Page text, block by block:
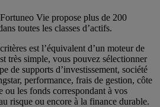
Vie propose plus de 200
toutes les classes d’actifs.
est l’équivalent d’un moteur de
très simple, vous pouvez sélectionner
de supports d’investissement, société
performance, frais de gestion, côte
les fonds correspondant à vos
risque ou encore à la finance durable.